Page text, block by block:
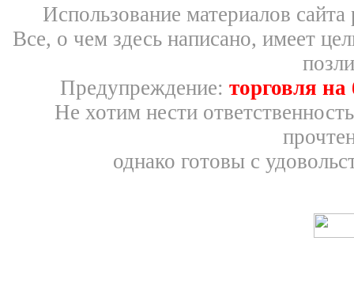
Использование материалов
Все, о чем здесь написано, имеет
Предупреждение: торговля
Не хотим нести
однако готовы с